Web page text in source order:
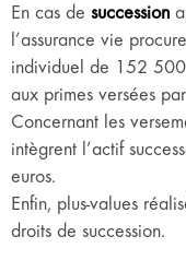
En cas de succession
l’assurance vie
individuel de 152 500
aux primes versées
Concernant les
intègrent l’actif
euros.
Enfin, plus-values
droits de succession.